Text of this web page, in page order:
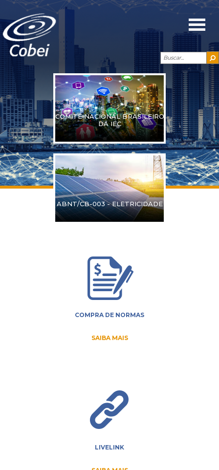
COMITÊ NACIONAL BRASILEIRO
DA IEC
ABNT/CB-003 - ELETRICIDADE
COMPRA DE NORMAS
SAIBA MAIS
LIVELINK